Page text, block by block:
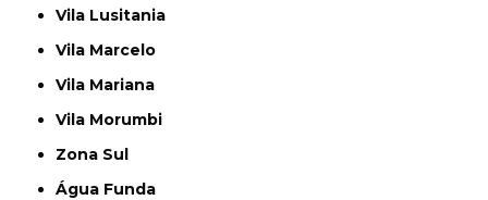
Vila Lusitania
Vila Marcelo
Vila Mariana
Vila Morumbi
Zona Sul
Água Funda